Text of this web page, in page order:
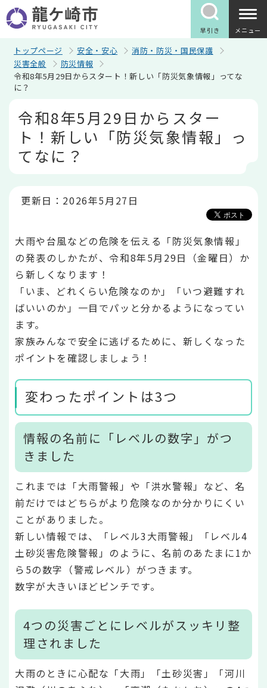
の
ペ
早引き メニュー
トップページ 安全・安心
消防・防災・国民保護
災害全般
防災情報
令和8年5月29日からスタート！新しい「防災気象情報」ってな
に？
令和8年5月29日からスター
ト！新しい「防災気象情報」っ
てなに？
更新日：2026年5月27日
大雨や台風などの危険を伝える「防災気象情報」
の発表のしかたが、令和8年5月29日（金曜日）か
ら新しくなります！
「いま、どれくらい危険なのか」「いつ避難すれ
ばいいのか」一目でパッと分かるようになってい
ます。
家族みんなで安全に逃げるために、新しくなった
ポイントを確認しましょう！
変わったポイントは3つ
情報の名前に「レベルの数字」がつ
きました
これまでは「大雨警報」や「洪水警報」など、名
前だけではどちらがより危険なのか分かりにくい
ことがありました。
新しい情報では、「レベル3大雨警報」「レベル4
土砂災害危険警報」のように、名前のあたまに1か
ら5の数字（警戒レベル）がつきます。
数字が大きいほどピンチです。
4つの災害ごとにレベルがスッキリ整
理されました
大雨のときに心配な「大雨」「土砂災害」「河川